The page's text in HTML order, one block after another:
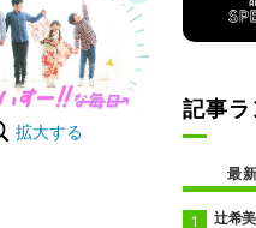
拡大する
記事
最新
辻希